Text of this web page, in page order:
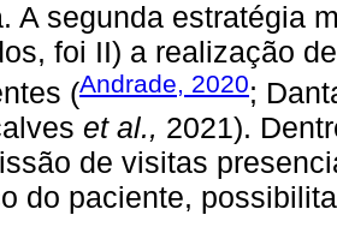
A segunda estratégia
foi II) a realização
(Andrade, 2020;
et al., 2021).
de visitas
do paciente,